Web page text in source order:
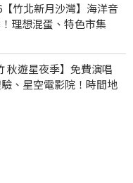
【竹北新月沙灣】海洋音
理想混蛋、特色市集
秋遊星夜季】免費演唱
、星空電影院！時間地